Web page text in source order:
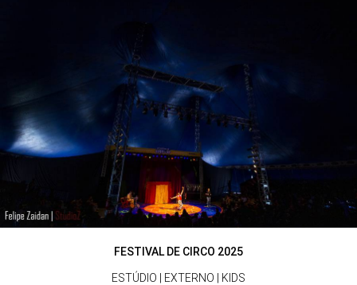
FESTIVAL DE CIRCO 2025
ESTÚDIO | EXTERNO | KIDS